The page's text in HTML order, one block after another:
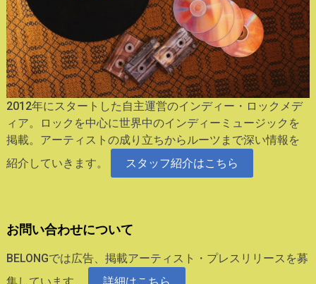
2012年にスタートした自主運営のインディー・ロックメデ
ィア。ロックを中心に世界中のインディーミュージックを
掲載。アーティストの成り立ちからルーツまで深い情報を
紹介していきます。
スタッフ紹介はこちら
お問い合わせについて
BELONGでは広告、掲載アーティスト・プレスリリースを募